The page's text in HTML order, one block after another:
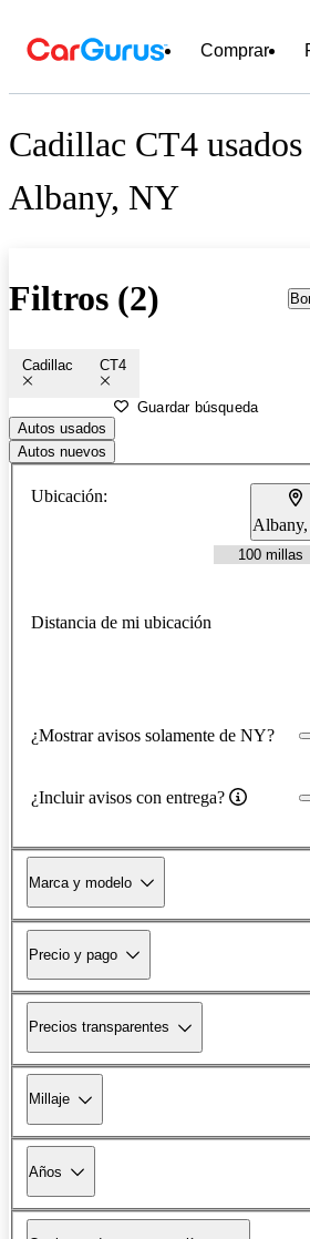
Comprar
Cadillac CT4
Albany, NY
Filtros (2)
Cadillac CT4
Guardar búsqueda
Autos usados
Autos nuevos
Ubicación:
Distancia de mi ubicación
¿Mostrar avisos solamente de NY?
¿Incluir avisos con entrega?
Marca y modelo
Precio y pago
Precios transparentes
Millaje
Años